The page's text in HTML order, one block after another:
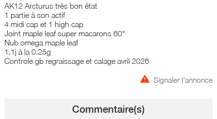
AK12 Arcturus très bon état
1 partie à son actif
4 midi cap et 1 high cap
Joint maple leaf super macarons 60°
Nub omega maple leaf
1.1j à la 0.25g
Controle gb regraissage et calage avril 2026
Signaler l'annonce
Commentaire(s)